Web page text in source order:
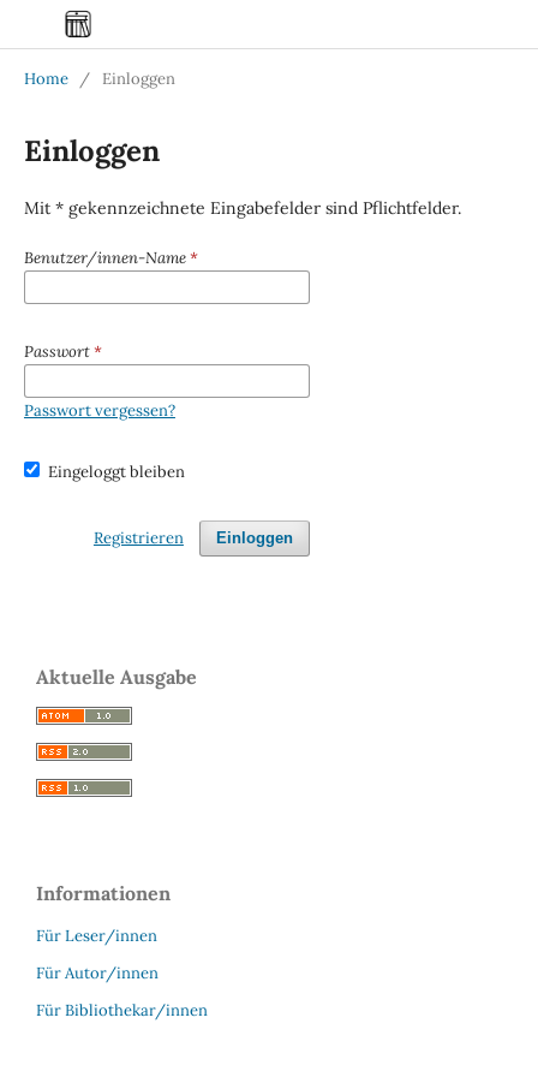
Home / Einloggen
Einloggen
Mit * gekennzeichnete Eingabefelder sind Pflichtfelder.
Benutzer/innen-Name*
Passwort*
Passwort vergessen?
Eingeloggt bleiben
Einloggen
Registrieren
Aktuelle Ausgabe
Informationen
Für Leser/innen
Für Autor/innen
Für Bibliothekar/innen